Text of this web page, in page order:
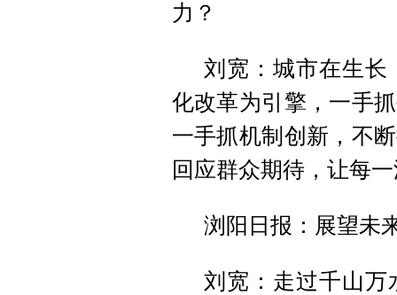
力？
刘宽：城市在生长
化改革为引擎，一手
一手抓机制创新，不
回应群众期待，让每
浏阳日报：展望未
刘宽：走过千山万